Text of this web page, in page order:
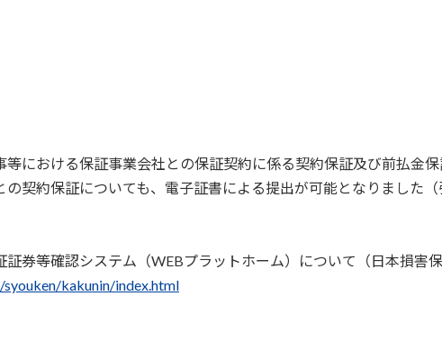
おける保証事業会社との保証契約に係る契約保証及び前払金保
契約保証についても、電子証書による提出が可能となりました
券等確認システム（WEBプラットホーム）について（日本損害保
kakunin/index.html